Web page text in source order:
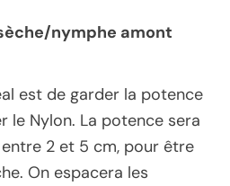
nymphe amont
est de garder la potence
le Nylon. La potence sera
2 et 5 cm, pour être
On espacera les